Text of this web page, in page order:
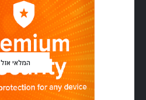
המלאי אזל